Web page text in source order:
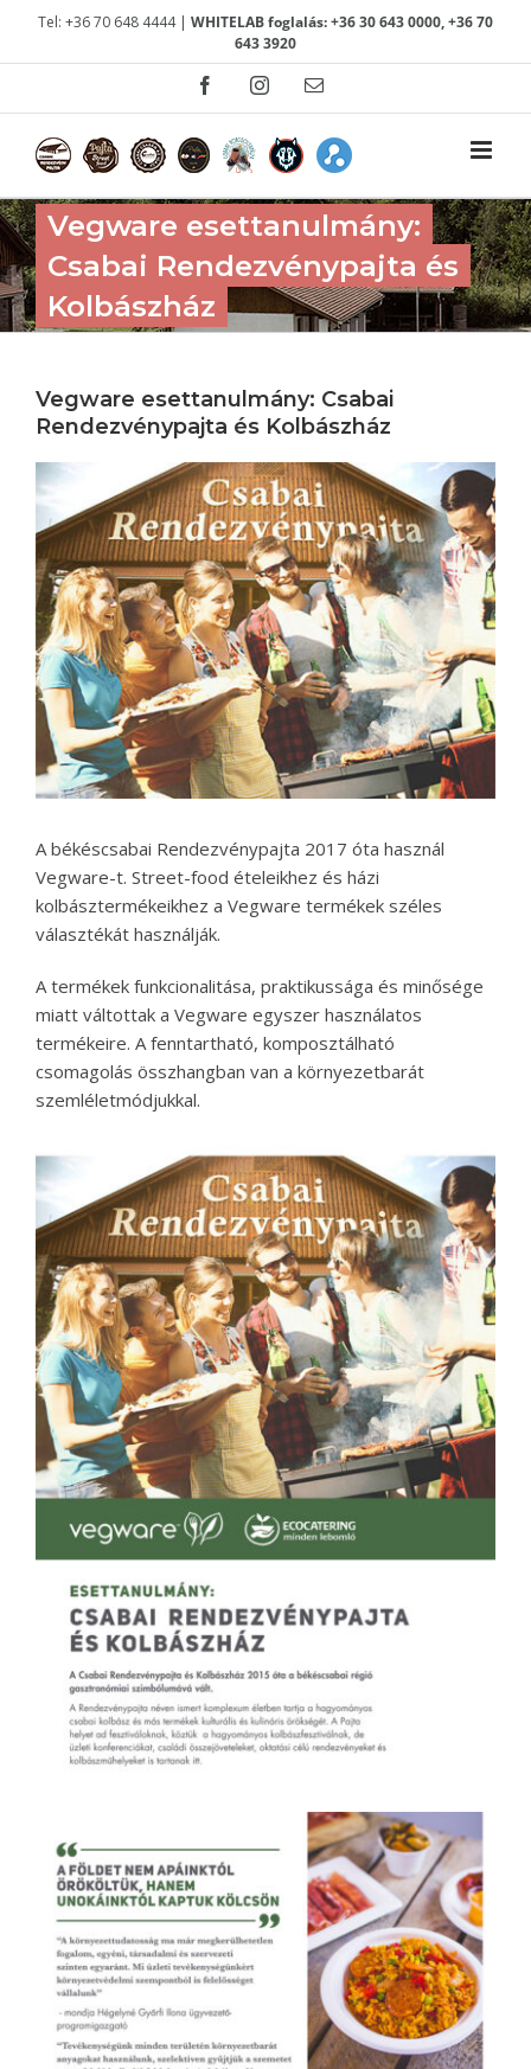
KihagyásTel: +36 70 648 4444 | WHITELAB foglalás: +36 30 643 0000, +36 70
643 3920
FacebookInstagramEmail:
Vegware esettanulmány:
Csabai Rendezvénypajta és
Kolbászház
Vegware esettanulmány: Csabai
Rendezvénypajta és Kolbászház
A békéscsabai Rendezvénypajta 2017 óta használ
Vegware-t. Street-food ételeikhez és házi
kolbásztermékeikhez a Vegware termékek széles
választékát használják.
A termékek funkcionalitása, praktikussága és minősége
miatt váltottak a Vegware egyszer használatos
termékeire. A fenntartható, komposztálható
csomagolás összhangban van a környezetbarát
szemléletmódjukkal.